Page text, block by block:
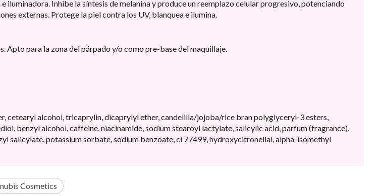
iluminadora. Inhibe la síntesis de melanina y produce un reemplazo celular progresivo, potenciando
externas. Protege la piel contra los UV, blanquea e ilumina.
Apto para la zona del párpado y/o como pre-base del maquillaje.
alcohol, tricaprylin, dicaprylyl ether, candelilla/jojoba/rice bran polyglyceryl-3 esters,
benzyl alcohol, caffeine, niacinamide, sodium stearoyl lactylate, salicylic acid, parfum (fragrance),
salicylate, potassium sorbate, sodium benzoate, ci 77499, hydroxycitronellal, alpha-isomethyl
Cosmetics